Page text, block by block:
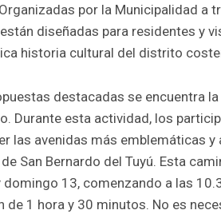
por la Municipalidad a
diseñadas para residentes y
historia cultural del distrito
destacadas se encuentra
Durante esta actividad, los
las avenidas más emblemáticas
San Bernardo del Tuyú. Esta
13, comenzando a las
de 1 hora y 30 minutos. No es